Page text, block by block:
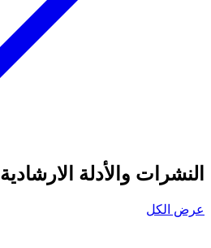
النشرات والأدلة الارشادية
عرض الكل